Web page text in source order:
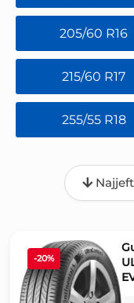
205/60 R16
215/60 R17
255/55 R18
-20%